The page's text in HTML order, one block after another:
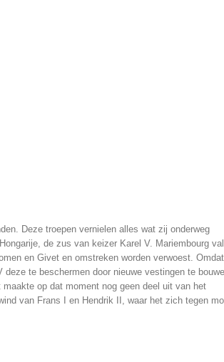
Deze troepen vernielen alles wat zij onderweg
de zus van keizer Karel V. Mariembourg
en Givet en omstreken worden verwoest. Omdat
te beschermen door nieuwe vestingen te
op dat moment nog geen deel uit van het
van Frans I en Hendrik II, waar het zich tegen